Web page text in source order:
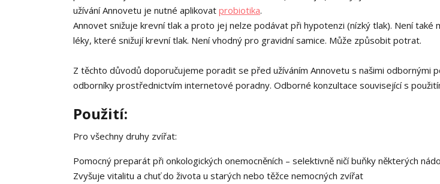
užívání Annovetu je nutné aplikovat probiotika.
Annovet snižuje krevní tlak a proto jej nelze podávat při hypotenzi (nízký tlak). Není také
léky, které snižují krevní tlak. Není vhodný pro gravidní samice. Může způsobit potrat.
Z těchto důvodů doporučujeme poradit se před užíváním Annovetu s našimi odbornými
odborníky prostřednictvím internetové poradny. Odborné konzultace související s
Použití:
Pro všechny druhy zvířat:
Pomocný preparát při onkologických onemocněních – selektivně ničí buňky některých
Zvyšuje vitalitu a chuť do života u starých nebo těžce nemocných zvířat